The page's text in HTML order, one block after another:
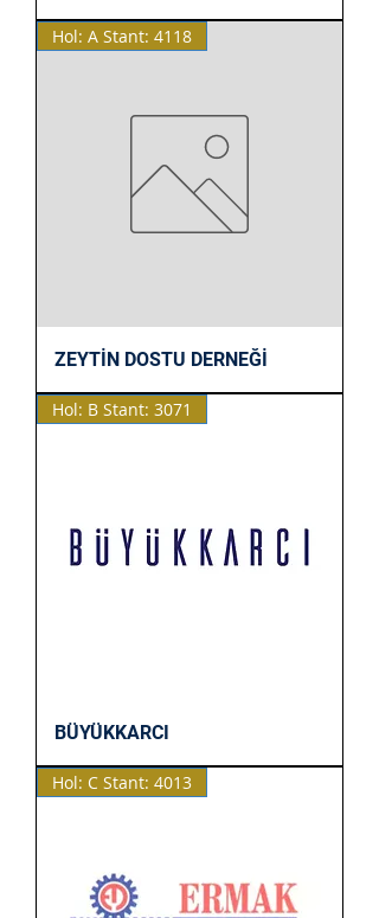
Hol: A Stant: 4118
ZEYTİN DOSTU DERNEĞİ
Hol: B Stant: 3071
BÜYÜKKARCI
Hol: C Stant: 4013